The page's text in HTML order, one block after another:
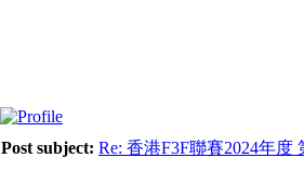
Post subject: Re: 香港F3F聯賽2024年度